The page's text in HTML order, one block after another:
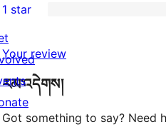
reviews
star
reviews
2-
star
reviews
1-
star
review
1 star
Your review
རམ་འདེགས།
Got something to say? Need